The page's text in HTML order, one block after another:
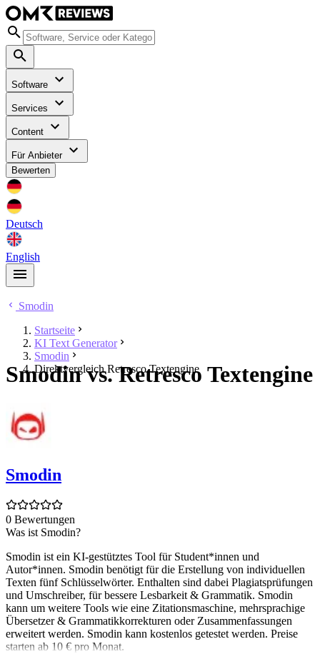
Software
Services
Content
Für Anbieter
Bewerten
Deutsch
English
Smodin
Startseite
KI Text Generator
Smodin
Direktvergleich Retresco Textengine
Smodin vs. Retresco Textengine
Smodin
0 Bewertungen
Was ist Smodin?
Smodin ist ein KI-gestütztes Tool für Student*innen und
Autor*innen. Smodin benötigt für die Erstellung von individuellen
Texten fünf Schlüsselwörter. Enthalten sind dabei Plagiatsprüfungen
und Umschreiber, für bessere Lesbarkeit & Grammatik. Smodin
kann um weitere Tools wie eine Zitationsmaschine, mehrsprachige
Übersetzer & Grammatikkorrekturen oder Zusammenfassungen
erweitert werden. Smodin kann kostenlos getestet werden. Preise
starten ab 10 € pro Monat.